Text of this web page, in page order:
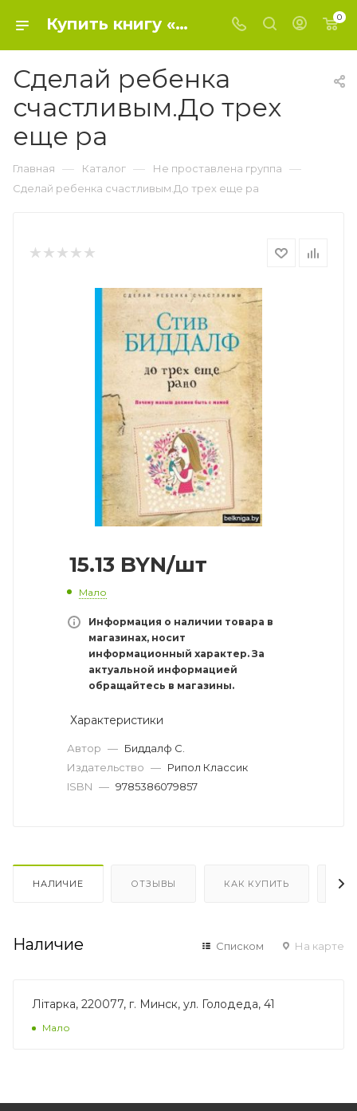
Купить книгу «Сделай ребенка счастливым.До трех еще ра» 0, Биддалф С. - Не проставлена группа 0
Сделай ребенка
счастливым.До трех
еще ра
Главная — Каталог — Не проставлена группа —
Сделай ребенка счастливым.До трех еще ра
15.13 BYN/шт
Мало
Информация о наличии товара в
магазинах, носит
информационный характер. За
актуальной информацией
обращайтесь в магазины.
Характеристики
Автор — Биддалф С.
Издательство — Рипол Классик
ISBN — 9785386079857
НАЛИЧИЕ ОТЗЫВЫ КАК КУПИТЬ
Наличие Списком На карте
Лiтарка, 220077, г. Минск, ул. Голодеда, 41
Мало